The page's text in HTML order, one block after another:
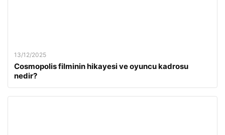
13/12/2025
Cosmopolis filminin hikayesi ve oyuncu kadrosu
nedir?